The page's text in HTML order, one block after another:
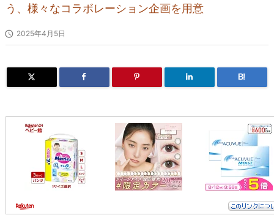
う、様々なコラボレーション企画を用意
 2025年4月5日
B!